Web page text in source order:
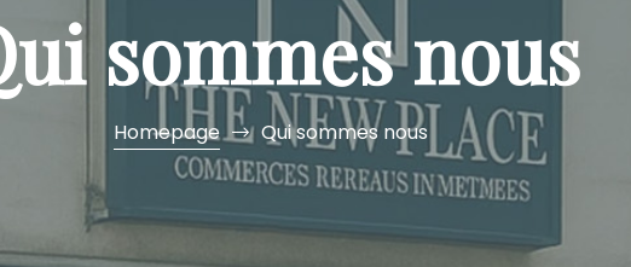
sommes nous
Homepage Qui sommes nous